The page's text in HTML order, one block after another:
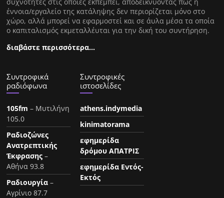
έννοια/εργαλείο της κατάληψης δεν περιορίζεται μόνο στο
χώρο, αλλά μπορεί να εφαρμοστεί και σε άυλα μέσα τα οποία
ο καπιταλισμός εκμεταλλέυται για την δική του συντήρηση.
διαβάστε περισσότερα…
Συντροφικά
ραδιόφωνα
105fm – Μυτιλήνη
105.0
Ραδιοζώνες
Ανατρεπτικής
Έκφρασης –
Αθήνα 93.8
Ραδιουργία –
Αγρίνιο 87.7
Συντροφικές
ιστοσελίδες
athens.indymedia
kinimatorama
εφημερίδα
δρόμου ΑΠΑΤΡΙΣ
εφημερίδα Εντός-
Εκτός